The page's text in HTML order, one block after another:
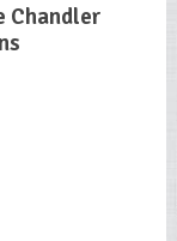
Chandler